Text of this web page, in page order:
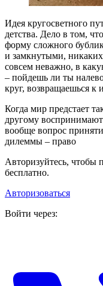
Идея кругосветного
детства. Дело в том,
форму сложного
и замкнутыми,
совсем неважно, в
– пойдешь ли ты
круг, возвращаешься к
Когда мир предстает
другому
вообще вопрос
дилеммы – право
Авторизуйтесь, чтобы
бесплатно.
Авторизоваться
Войти через: